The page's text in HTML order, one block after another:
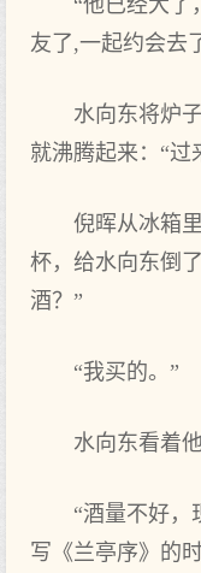
“他已经大了
友了,一起约会去
水向东将炉
就沸腾起来：“过
倪晖从冰箱
杯，给水向东倒
酒？”
“我买的。”
水向东看着
“酒量不好，
写《兰亭序》的